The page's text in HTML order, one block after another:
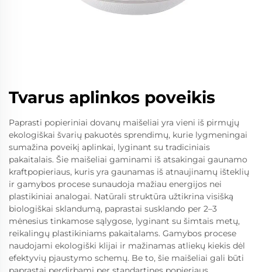
Tvarus aplinkos poveikis
Paprasti popieriniai dovanų maišeliai yra vieni iš pirmųjų
ekologiškai švarių pakuotės sprendimų, kurie lygmeningai
sumažina poveikį aplinkai, lyginant su tradiciniais
pakaitalais. Šie maišeliai gaminami iš atsakingai gaunamo
kraftpopieriaus, kuris yra gaunamas iš atnaujinamų išteklių
ir gamybos procese sunaudoja mažiau energijos nei
plastikiniai analogai. Natūrali struktūra užtikrina visišką
biologiškai sklandumą, paprastai susklando per 2–3
mėnesius tinkamose sąlygose, lyginant su šimtais metų,
reikalingų plastikiniams pakaitalams. Gamybos procese
naudojami ekologiški klijai ir mažinamas atliekų kiekis dėl
efektyvių pjaustymo schemų. Be to, šie maišeliai gali būti